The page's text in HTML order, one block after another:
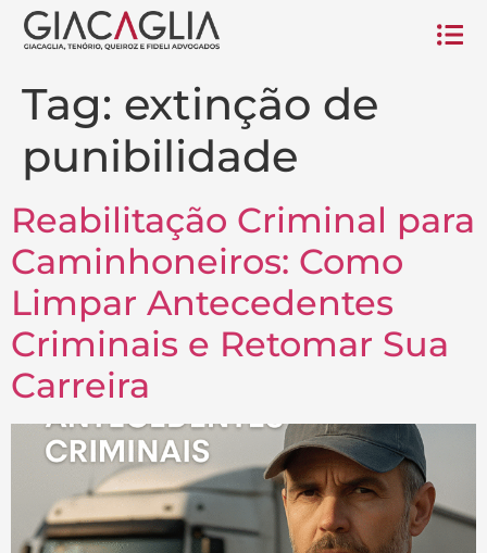
Tag: extinção de
punibilidade
Reabilitação Criminal para
Caminhoneiros: Como
Limpar Antecedentes
Criminais e Retomar Sua
Carreira